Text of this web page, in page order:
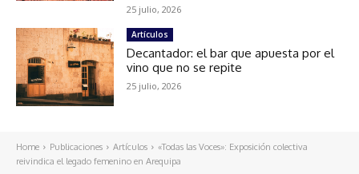
25 julio, 2026
Artículos
Decantador: el bar que apuesta por el
vino que no se repite
25 julio, 2026